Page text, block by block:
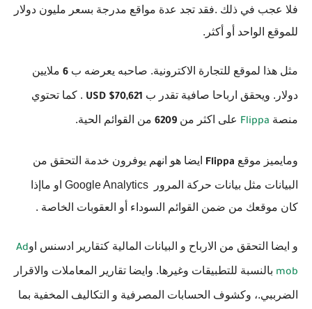
فلا عجب في ذلك .فقد تجد عدة مواقع مدرجة بسعر مليون دولار
للموقع الواحد أو أكثر.
مثل هذا لموقع للتجارة الاكترونية. صاحبه يعرضه ب 6 ملايين
دولار. ويحقق ارباحا صافية تقدر ب USD $70,621 . كما تحتوي
منصة Flippa على اكثر من 6209 من القوائم الحية.
ومايميز موقع ايضا هو انهم يوفرون خدمة التحقق من
البيانات مثل بيانات حركة المرور Google Analytics او ماإذا
كان موقعك من ضمن القوائم السوداء أو العقوبات الخاصة .
و ايضا التحقق من الارباح و البيانات المالية كتقارير ادسنس اوAd
mob بالنسبة للتطبيقات وغيرها. وايضا تقارير المعاملات والاقرار
الضرببي.، وكشوف الحسابات المصرفية و التكاليف المخفية بما